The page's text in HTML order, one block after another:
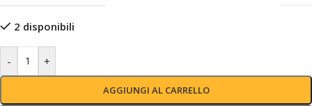
2 disponibili
- +
AGGIUNGI AL CARRELLO